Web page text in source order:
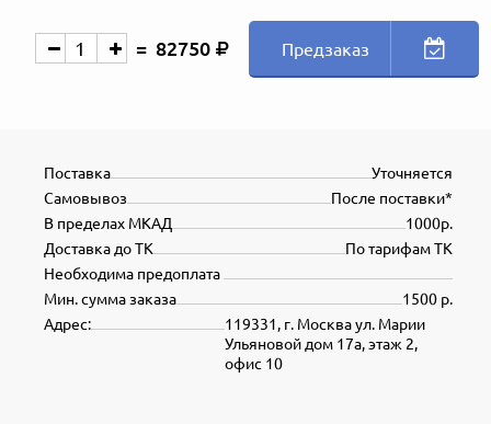
82750 Предзаказ
Уточняется
Поставка
После поставки*
Самовывоз
1000р.
В пределах МКАД
По тарифам ТК
Доставка до ТК
Необходима предоплата
1500 р.
Мин. сумма заказа
119331, г. Москва ул. Марии
Ульяновой дом 17а, этаж 2,
офис 10
Адрес: